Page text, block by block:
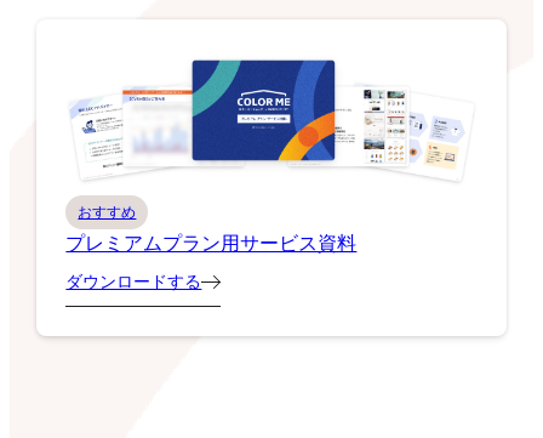
おすすめ
プレミアムプラン用サービス資料
ダウンロードする